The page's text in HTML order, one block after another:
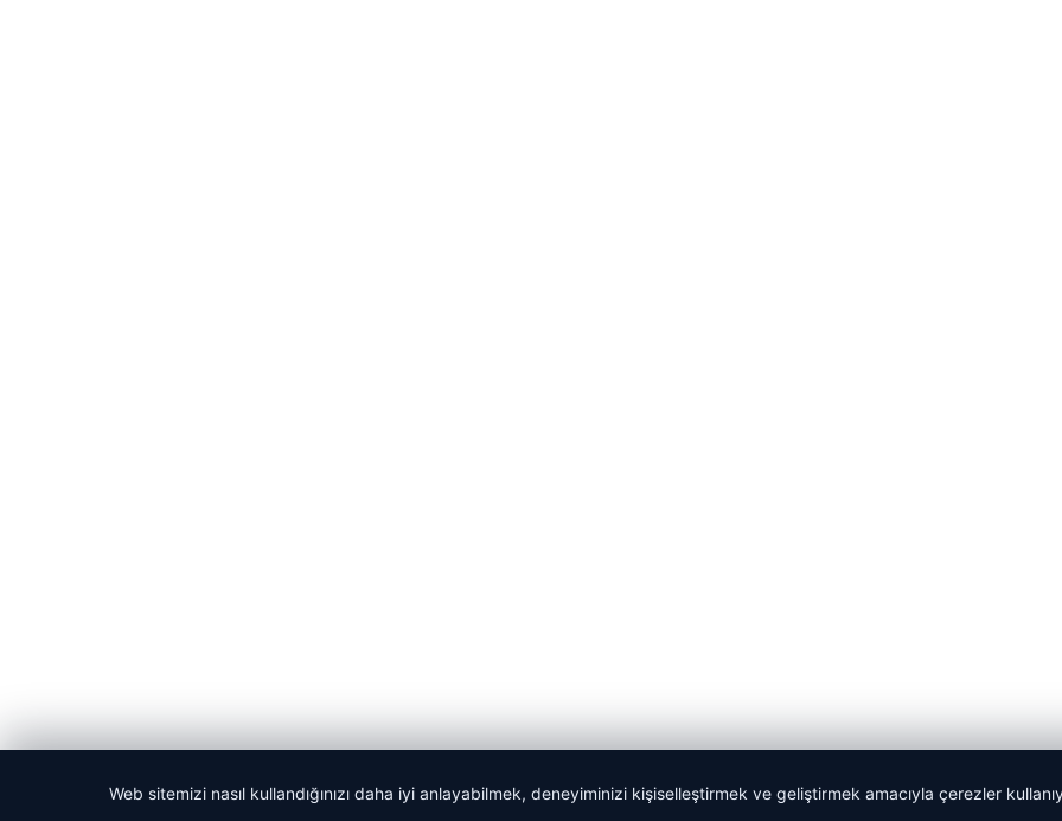
© 2026 Haber Git – Güncel Haber Portalı
Web sitemizi nasıl kullandığınızı daha iyi anlayabilmek, deneyiminizi kişiselleştirmek ve geliştirmek amacıyla çerezler